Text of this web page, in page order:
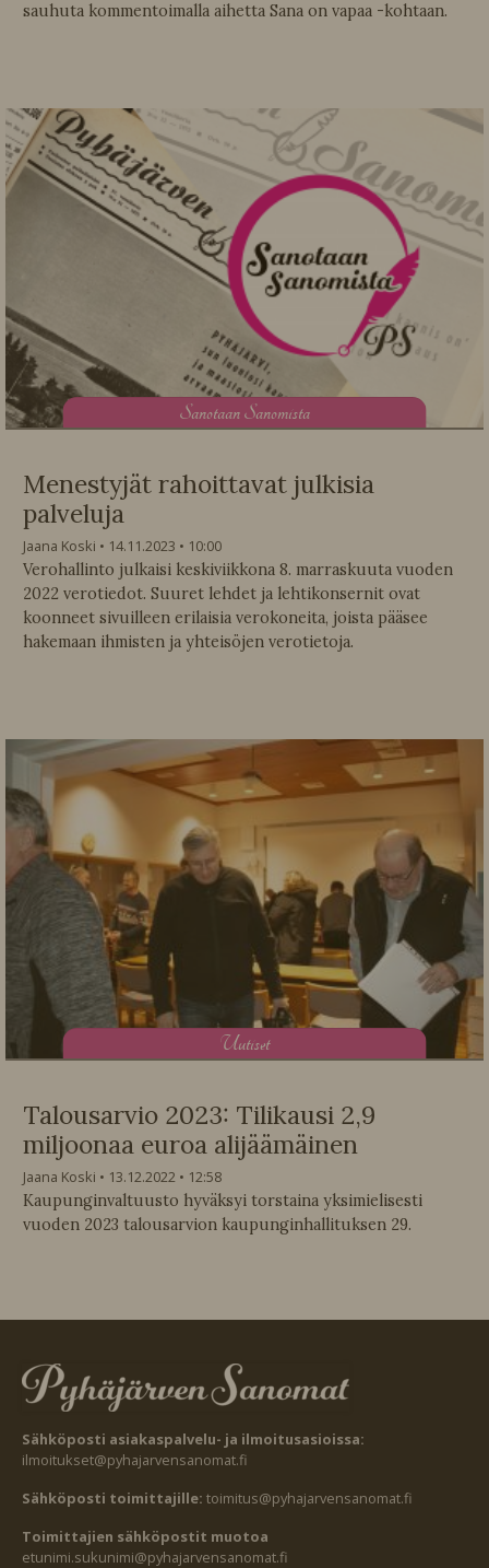
sauhuta kommentoimalla aihetta Sana on vapaa -kohtaan.
Sanotaan Sanomista
Menestyjät rahoittavat julkisia
palveluja
Jaana Koski 14.11.2023
10:00
Verohallinto julkaisi keskiviikkona 8. marraskuuta vuoden
2022 verotiedot. Suuret lehdet ja lehtikonsernit ovat
koonneet sivuilleen erilaisia verokoneita, joista pääsee
hakemaan ihmisten ja yhteisöjen verotietoja.
Uutiset
Talousarvio 2023: Tilikausi 2,9
miljoonaa euroa alijäämäinen
Jaana Koski 13.12.2022
12:58
Kaupunginvaltuusto hyväksyi torstaina yksimielisesti
vuoden 2023 talousarvion kaupunginhallituksen 29.
Sähköposti asiakaspalvelu- ja ilmoitusasioissa:
ilmoitukset@pyhajarvensanomat.fi
Sähköposti toimittajille: toimitus@pyhajarvensanomat.fi
Toimittajien sähköpostit muotoa
etunimi.sukunimi@pyhajarvensanomat.fi